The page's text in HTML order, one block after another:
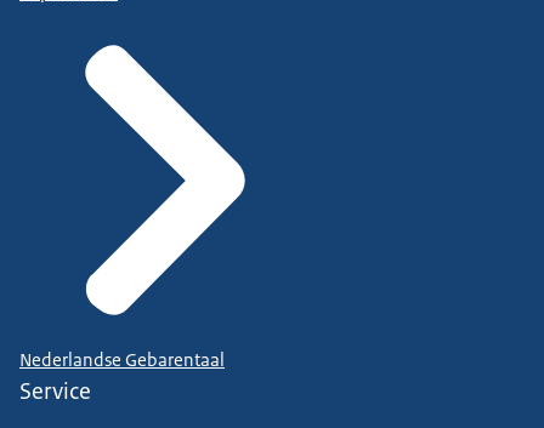
Nederlandse Gebarentaal
Service